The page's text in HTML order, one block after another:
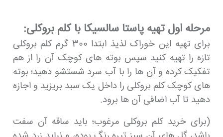
مرحله اول تهیه پاستا سالسیکا با کلم بروکلی:
برای تهیه این خوراک لذیذ ابتدا 300 گرم کلم بروکلی
تازه را تهیه کنید سپس بوته های کوچک آن را از هم
تفکیک کرده و آن ها را با آب سرد شستشو دهید؛ بوته
های کوچک کلم بروکلی را داخل یک سبد بریزید و اجازه
دهید تا آب اضافی آن ها برود.
(برای خرید کلم بروکلی مرغوب؛ باید ساقه آن سفت